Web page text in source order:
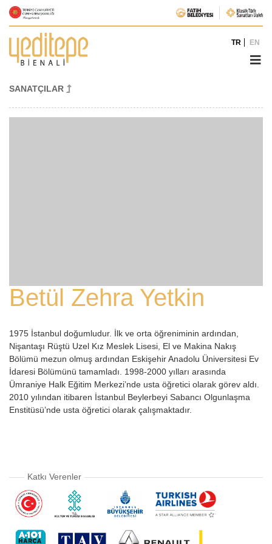
TR EN
SANATÇILAR
Betül Zehra Yetkin
1975 İstanbul doğumludur. İlk ve orta öğreniminin ardından,
Nişantaşı Rüştü Uzel Kız Meslek Lisesi, El ve Makina Nakış
Bölümü mezun olmuş ardından Eskişehir Anadolu Üniversitesi Ev
İdaresi Bölümünü tamamladı. 1998-2000 yılları arasında
Ümraniye Halk Eğitim Merkezi’nde usta öğretici olarak görev aldı.
2010 yılından itibaren İstanbul Beylerbeyi Sabancı Olgunlaşma
Enstitüsü’nde usta öğretici olarak çalışmaktadır.
Katkı Verenler